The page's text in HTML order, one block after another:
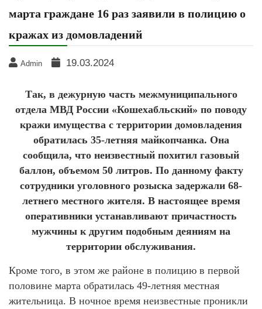
марта граждане 16 раз заявили в полицию о
кражах из домовладений
Admin 19.03.2024
Так, в дежурную часть межмуниципального
отдела МВД России «Кошехабльский» по поводу
кражи имущества с территории домовладения
обратилась 35-летняя майкопчанка. Она
сообщила, что неизвестный похитил газовый
баллон, объемом 50 литров. По данному факту
сотрудники уголовного розыска задержали 68-
летнего местного жителя. В настоящее время
оперативники устанавливают причастность
мужчины к другим подобным деяниям на
территории обслуживания.
Кроме того, в этом же районе в полицию в первой
половине марта обратилась 49-летняя местная
жительница. В ночное время неизвестные проникли